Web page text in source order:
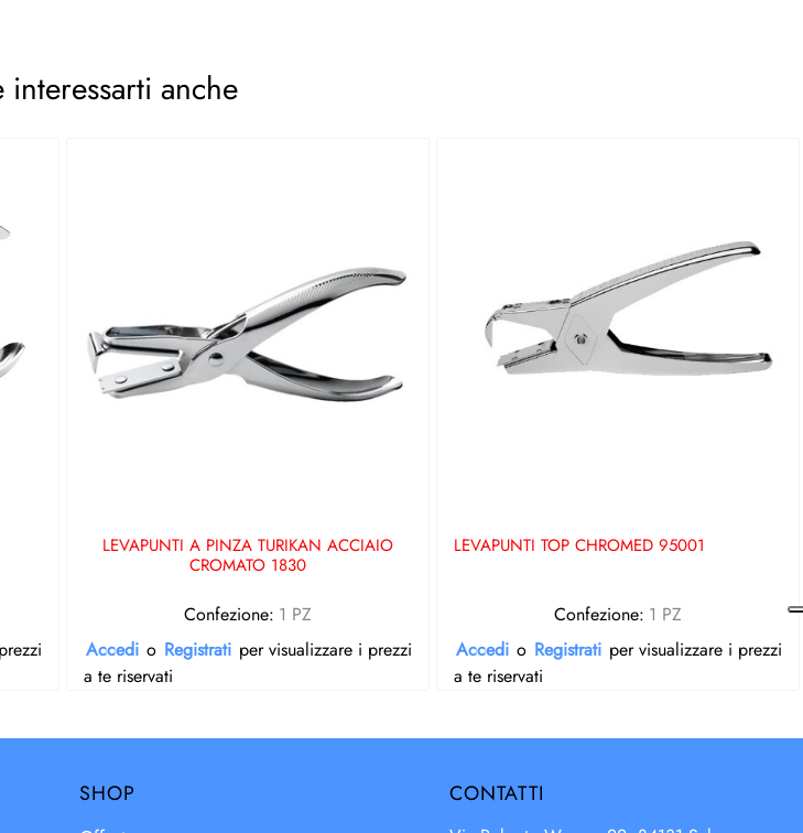
interessarti anche
LEVAPUNTI A PINZA TURIKAN ACCIAIO
CROMATO 1830
Confezione: 1 PZ
Accedi o Registrati per visualizzare i prezzi
a te riservati
LEVAPUNTI TOP CHROMED 95001
Confezione: 1 PZ
Accedi o Registrati per visualizzare i prezzi
a te riservati
SHOP CONTATTI